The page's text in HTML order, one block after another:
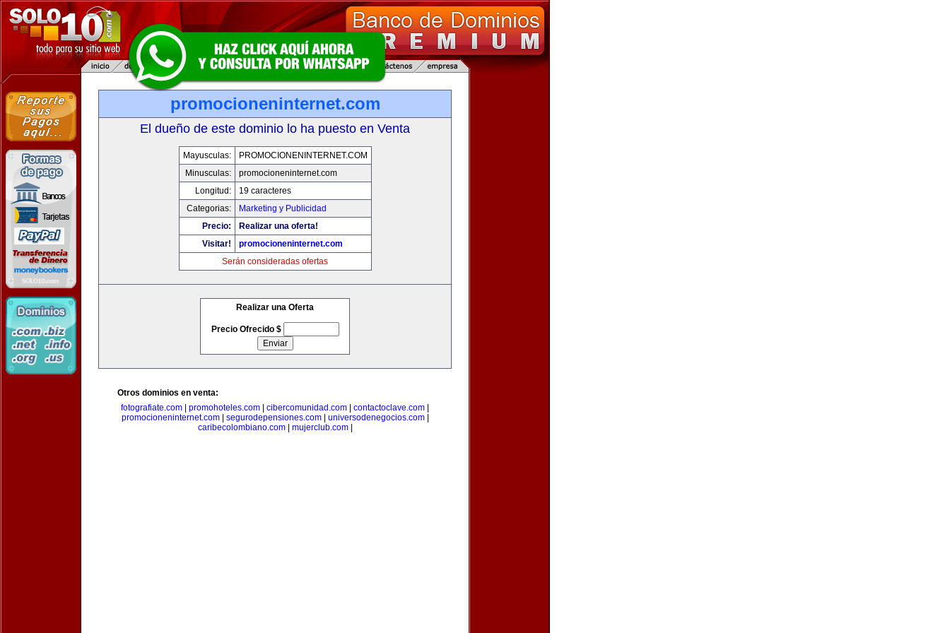
promocioneninternet.com
El dueño de este dominio lo ha puesto en Venta
Mayusculas:
PROMOCIONENINTERNET.COM
Minusculas:
promocioneninternet.com
Longitud:
19 caracteres
Categorias:
Marketing y Publicidad
Precio:
Realizar una oferta!
Visitar!
promocioneninternet.com
Serán consideradas ofertas
Realizar una Oferta
Precio Ofrecido $
Otros dominios en venta:
fotografiate.com
promohoteles.com cibercomunidad.com contactoclave.com
promocioneninternet.com| segurodepensiones.com| universodenegocios.com|
caribecolombiano.com| mujerclub.com|